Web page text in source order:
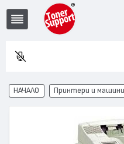
НАЧАЛО Принтери и машини